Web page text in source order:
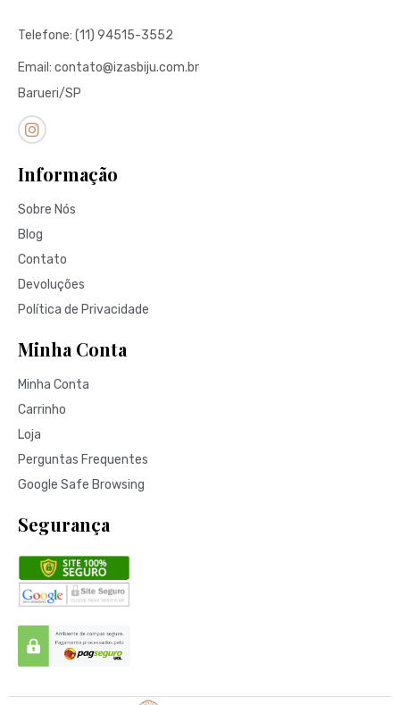
Telefone: (11) 94515-3552
Email: contato@izasbiju.com.br
Barueri/SP
Informação
Sobre Nós
Blog
Contato
Devoluções
Política de Privacidade
Minha Conta
Minha Conta
Carrinho
Loja
Perguntas Frequentes
Google Safe Browsing
Segurança